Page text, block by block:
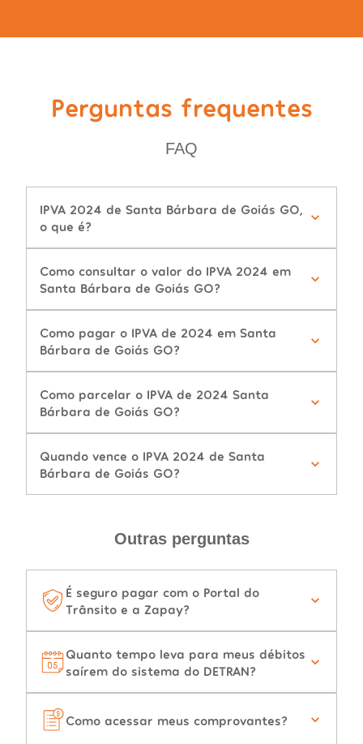
Perguntas frequentes
FAQ
IPVA 2024 de Santa Bárbara de Goiás GO,
o que é?
Como consultar o valor do IPVA 2024 em
Santa Bárbara de Goiás GO?
Como pagar o IPVA de 2024 em Santa
Bárbara de Goiás GO?
Como parcelar o IPVA de 2024 Santa
Bárbara de Goiás GO?
Quando vence o IPVA 2024 de Santa
Bárbara de Goiás GO?
Outras perguntas
É seguro pagar com o Portal do
Trânsito e a Zapay?
Quanto tempo leva para meus débitos
saírem do sistema do DETRAN?
Como acessar meus comprovantes?